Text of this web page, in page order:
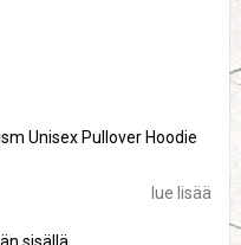
Unisex Pullover Hoodie
lue lisää